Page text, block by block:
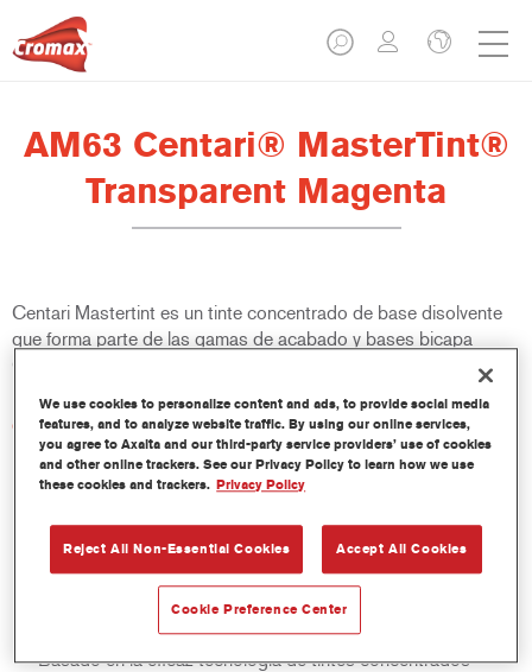
AM63 Centari® MasterTint®
Transparent Magenta
Centari Mastertint es un tinte concentrado de base disolvente
que forma parte de las gamas de acabado y bases bicapa
Centari.
Características del producto
Sistema de pintado de base disolvente, único por su
versatilidad y facilidad de uso.
calidades de base disolvente: medios y altos sólidos,
acabados y bases bicapa.
Rápido control de stocks.
Ahorra espacio de almacenamiento.
Basado en la eficaz tecnología de tintes concentrados
We use cookies to personalize content and ads, to provide social media
features, and to analyze website traffic. By using our online services,
you agree to Axalta and our third-party service providers’ use of cookies
and other online trackers. See our Privacy Policy to learn how we use
these cookies and trackers. Privacy Policy
Reject All Non-Essential Cookies Accept All Cookies
Cookie Preference Center